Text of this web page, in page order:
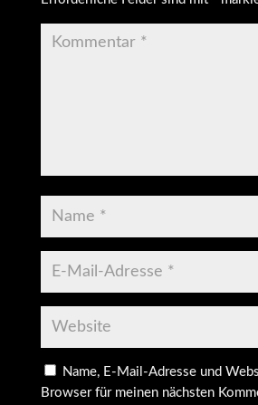
Name, E-Mail-Adresse und
Browser für meinen nächsten